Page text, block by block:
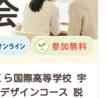
ら国際高等学校 宇
ザインコース 説